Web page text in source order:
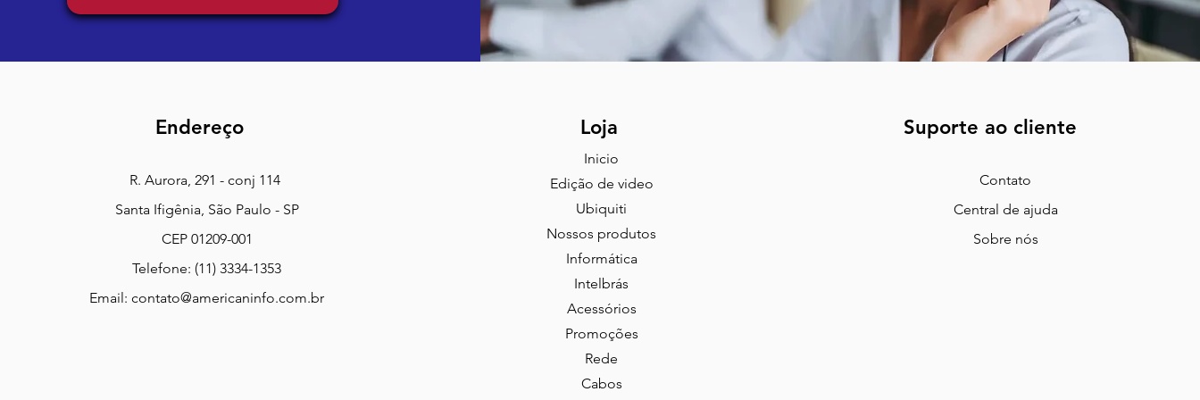
Endereço
R. Aurora, 291 - conj 114
Santa Ifigênia, São Paulo - SP
CEP 01209-001
Telefone: (11) 3334-1353
Email:contato@americaninfo.com.br
Loja
Inicio
Edição de video
Ubiquiti
Nossos produtos
Informática
Intelbrás
Acessórios
Promoções
Rede
Cabos
Suporte ao cliente
Contato
Central de ajuda
Sobre nós